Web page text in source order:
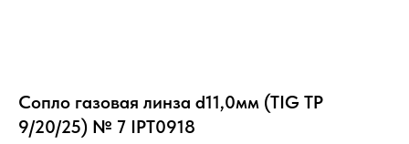
Сопло газовая линза d11,0мм (TIG TP
9/20/25) № 7 IPT0918